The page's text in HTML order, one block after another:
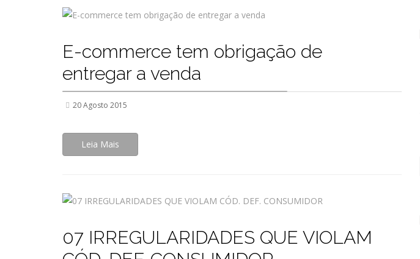
E-commerce tem obrigação de
entregar a venda
20 Agosto 2015
Leia Mais
07 IRREGULARIDADES QUE VIOLAM